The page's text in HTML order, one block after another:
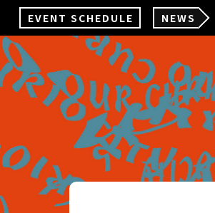
EVENT SCHEDULE NEWS